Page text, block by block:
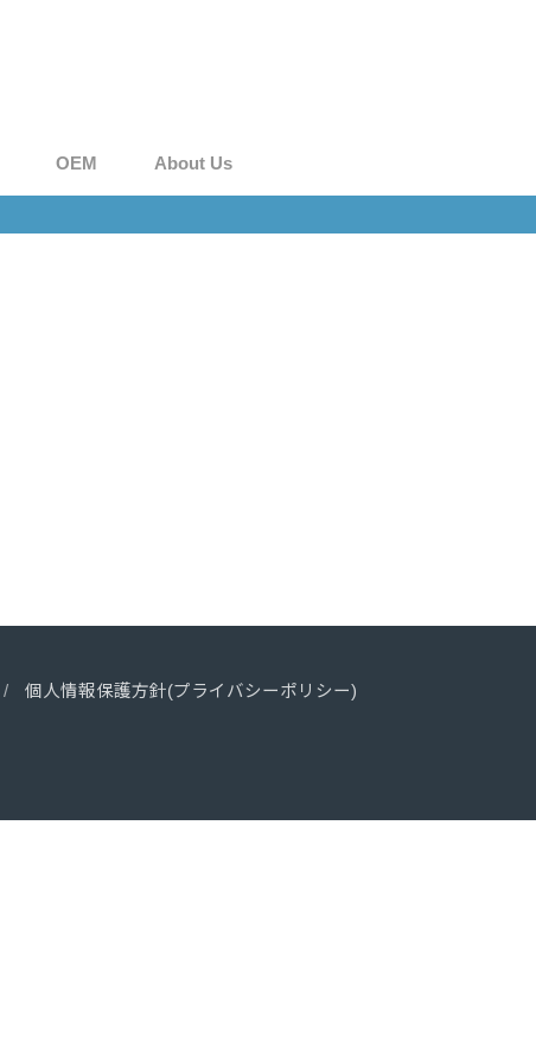
OEM About Us
個人情報保護方針(プライバシーポリシー)